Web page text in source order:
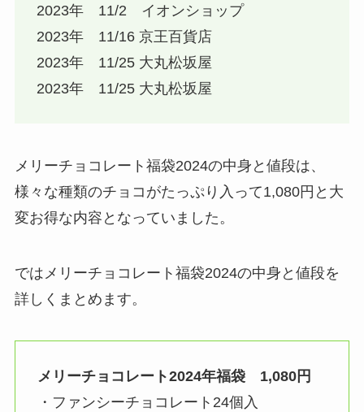
2023年 11/2 イオンショップ
2023年 11/16 京王百貨店
2023年 11/25 大丸松坂屋
2023年 11/25 大丸松坂屋
メリーチョコレート福袋2024の中身と値段は、
様々な種類のチョコがたっぷり入って1,080円と大
変お得な内容となっていました。
ではメリーチョコレート福袋2024の中身と値段を
詳しくまとめます。
メリーチョコレート2024年福袋 1,080円
・ファンシーチョコレート24個入